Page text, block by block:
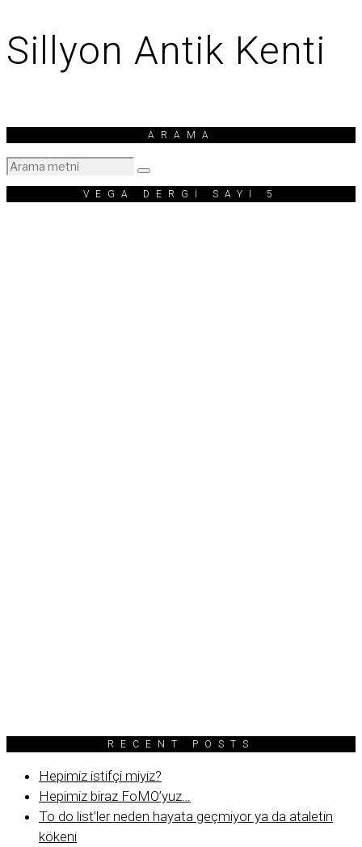
Sillyon Antik Kenti
ARAMA
VEGA DERGİ SAYI 5
RECENT POSTS
Hepimiz istifçi miyiz?
Hepimiz biraz FoMO’yuz…
To do list’ler neden hayata geçmiyor ya da ataletin
kökeni